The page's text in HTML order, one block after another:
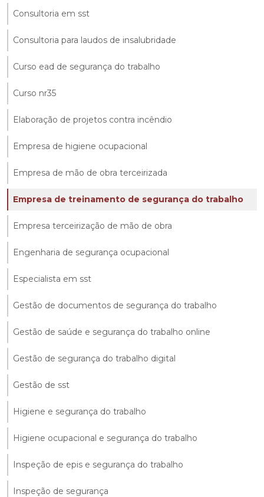
Consultoria em sst
Consultoria para laudos de insalubridade
Curso ead de segurança do trabalho
Curso nr35
Elaboração de projetos contra incêndio
Empresa de higiene ocupacional
Empresa de mão de obra terceirizada
Empresa de treinamento de segurança do trabalho
Empresa terceirização de mão de obra
Engenharia de segurança ocupacional
Especialista em sst
Gestão de documentos de segurança do trabalho
Gestão de saúde e segurança do trabalho online
Gestão de segurança do trabalho digital
Gestão de sst
Higiene e segurança do trabalho
Higiene ocupacional e segurança do trabalho
Inspeção de epis e segurança do trabalho
Inspeção de segurança